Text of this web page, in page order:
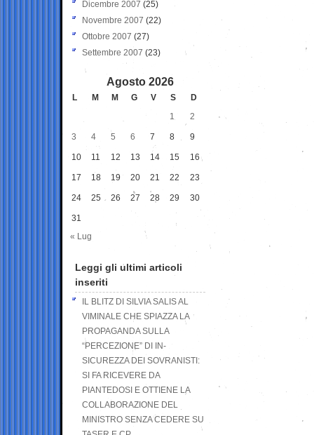
Dicembre 2007 (25)
Novembre 2007 (22)
Ottobre 2007 (27)
Settembre 2007 (23)
Agosto 2026
L M M G V S
D
1
2
3 4 5 6 7 8 9
10 11 12 13 14 15 16
17 18 19 20 21 22 23
24 25 26 27 28 29 30
31
« Lug
Leggi gli ultimi articoli
inseriti
IL BLITZ DI SILVIA SALIS AL
VIMINALE CHE SPIAZZA LA
PROPAGANDA SULLA
“PERCEZIONE” DI IN-
SICUREZZA DEI SOVRANISTI:
SI FA RICEVERE DA
PIANTEDOSI E OTTIENE LA
COLLABORAZIONE DEL
MINISTRO SENZA CEDERE SU